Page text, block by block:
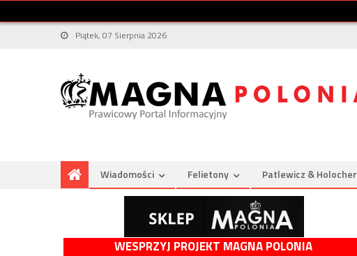
Piątek, 07 Sierpnia 2026
Wiadomości Felietony Patlewicz & Holocher
WESPRZYJ PROJEKT MAGNA POLONIA